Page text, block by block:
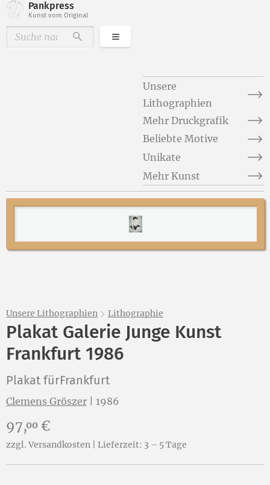
Pankpress
Kunst vom Original
DurchsuchenKategorien
Unsere
Lithographien
Mehr Druckgrafik
Beliebte Motive
Unikate
Mehr Kunst
Unsere Lithographien Lithographie
Plakat Galerie Junge Kunst
Frankfurt 1986
Plakat fürFrankfurt
Clemens Gröszer 1986
Preis:
97,00 €
zzgl. Versandkosten | Lieferzeit: 3 – 5 Tage